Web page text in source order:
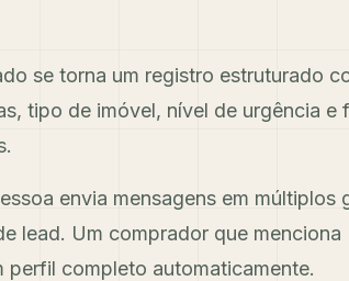
se torna um registro estruturado
tipo de imóvel, nível de urgência e
envia mensagens em múltiplos
lead. Um comprador que
perfil completo automaticamente.